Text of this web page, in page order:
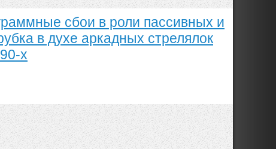
сбои в роли пассивных и
в духе аркадных стрелялок
х